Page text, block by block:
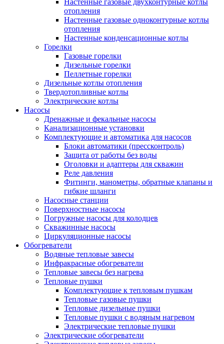
Настенные газовые двухконтурные котлы
отопления
Настенные газовые одноконтурные котлы
отопления
Настенные конденсационные котлы
Горелки
Газовые горелки
Дизельные горелки
Пеллетные горелки
Дизельные котлы отопления
Твердотопливные котлы
Электрические котлы
Насосы
Дренажные и фекальные насосы
Канализационные установки
Комплектующие и автоматика для насосов
Блоки автоматики (прессконтроль)
Защита от работы без воды
Оголовки и адаптеры для скважин
Реле давления
Фитинги, манометры, обратные клапаны и
гибкие шланги
Насосные станции
Поверхностные насосы
Погружные насосы для колодцев
Скважинные насосы
Циркуляционные насосы
Обогреватели
Водяные тепловые завесы
Инфракрасные обогреватели
Тепловые завесы без нагрева
Тепловые пушки
Комплектующие к тепловым пушкам
Тепловые газовые пушки
Тепловые дизельные пушки
Тепловые пушки с водяным нагревом
Электрические тепловые пушки
Электрические обогреватели